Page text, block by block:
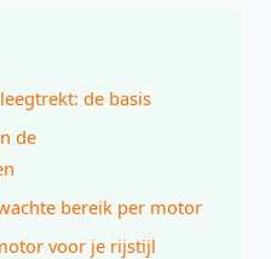
de basis
de
bereik per motor
voor je rijstijl